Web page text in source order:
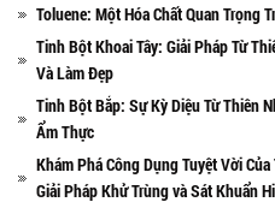
Toluene: Một Hóa Chất Quan Trọng
Tinh Bột Khoai Tây: Giải Pháp Từ
Và Làm Đẹp
Tinh Bột Bắp: Sự Kỳ Diệu Từ Thiên
Ẩm Thực
Khám Phá Công Dụng Tuyệt Vời
Giải Pháp Khử Trùng và Sát Khuẩn